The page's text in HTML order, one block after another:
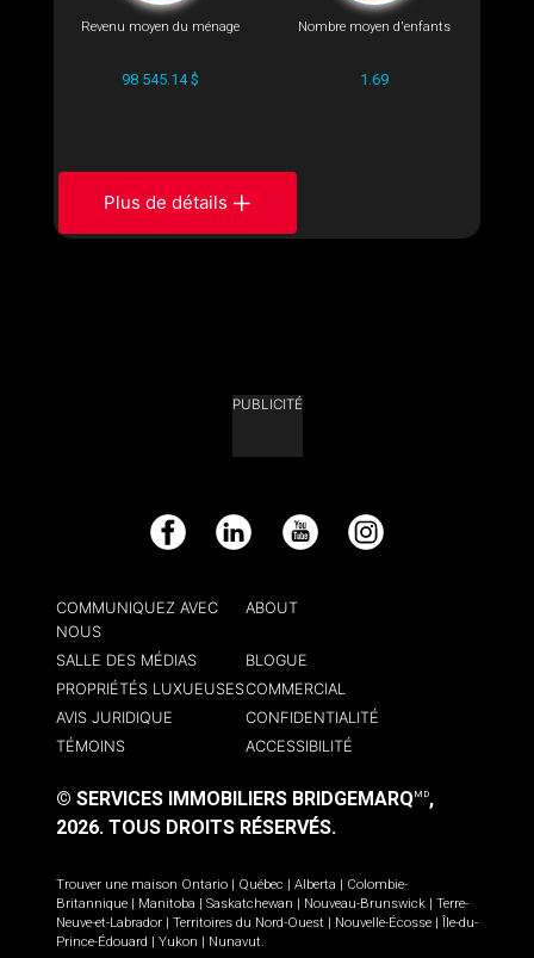
Revenu moyen du ménage
98 545.14 $
Nombre moyen d'enfants
1.69
Plus de détails
PUBLICITÉ
Facebook LinkedIn YouTube Instagram
COMMUNIQUEZ AVEC
NOUS
ABOUT
SALLE DES MÉDIAS
BLOGUE
PROPRIÉTÉS LUXUEUSESCOMMERCIAL
AVIS JURIDIQUE
CONFIDENTIALITÉ
TÉMOINS
ACCESSIBILITÉ
© SERVICES IMMOBILIERS BRIDGEMARQ MD,
2026. TOUS DROITS RÉSERVÉS.
Trouver une maison Ontario Québec Alberta
Colombie-
Britannique
Manitoba Saskatchewan Nouveau-Brunswick
Terre-
Neuve-et-Labrador
Territoires du Nord-Ouest Nouvelle-Écosse
Île-du-
Prince-Édouard
Yukon Nunavut.